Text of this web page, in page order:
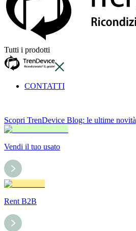
Tutti i prodotti
CONTATTI
Scopri TrenDevice Blog: le ultime novità
Vendi il tuo usato
Rent B2B